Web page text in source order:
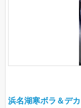
浜名湖寒ボラ＆デ